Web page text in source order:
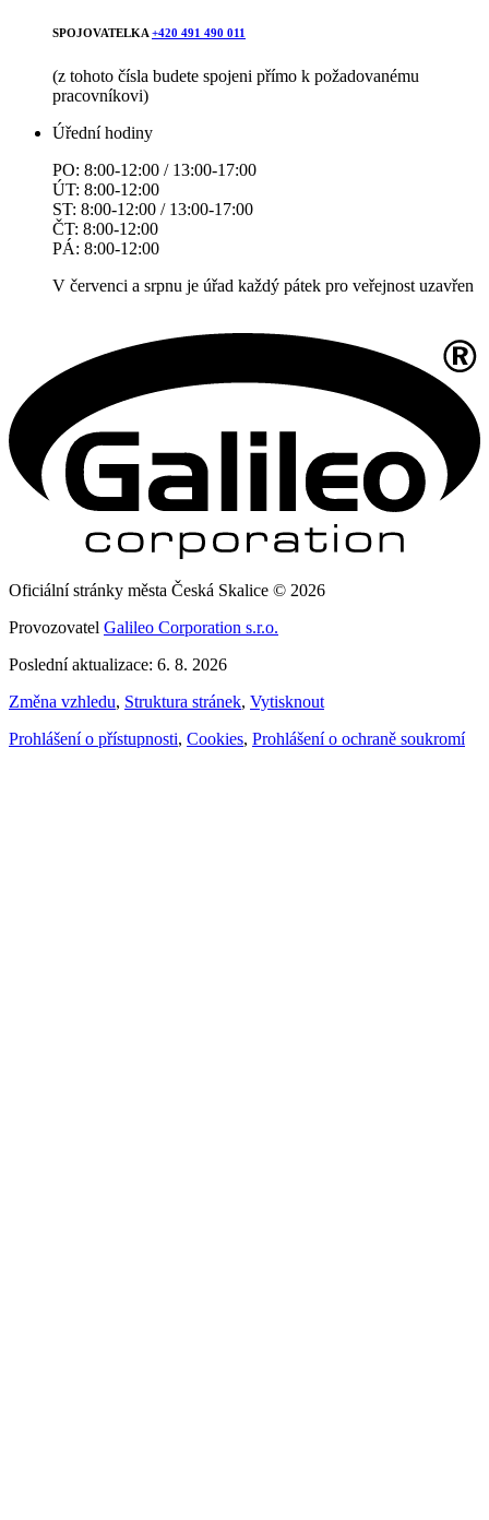
SPOJOVATELKA +420 491 490 011
(z tohoto čísla budete spojeni přímo k požadovanému
pracovníkovi)
Úřední hodiny
PO: 8:00-12:00 / 13:00-17:00
ÚT: 8:00-12:00
ST: 8:00-12:00 / 13:00-17:00
ČT: 8:00-12:00
PÁ: 8:00-12:00
V červenci a srpnu je úřad každý pátek pro veřejnost uzavřen
Oficiální stránky města Česká Skalice © 2026
Provozovatel Galileo Corporation s.r.o.
Poslední aktualizace: 6. 8. 2026
Změna vzhledu, Struktura stránek, Vytisknout
Prohlášení o přístupnosti, Cookies, Prohlášení o ochraně soukromí